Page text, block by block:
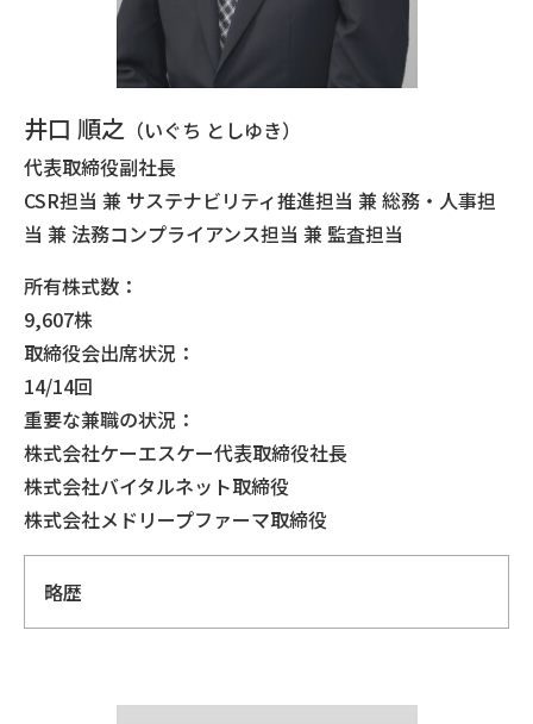
井口 順之 （いぐち としゆき）
代表取締役副社長
CSR担当 兼 サステナビリティ推進担当 兼 総務・人事担
当 兼 法務コンプライアンス担当 兼 監査担当
所有株式数：
9,607株
取締役会出席状況：
14/14回
重要な兼職の状況：
株式会社ケーエスケー代表取締役社長
株式会社バイタルネット取締役
株式会社メドリープファーマ取締役
略歴